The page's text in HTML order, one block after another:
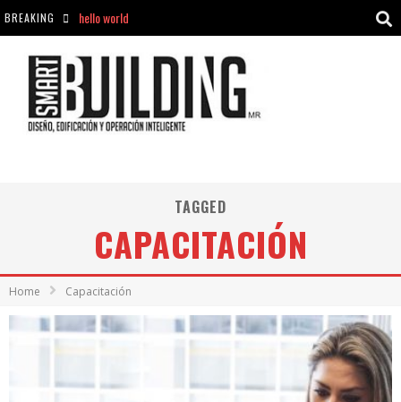
BREAKING hello world
hello world
TAGGED
CAPACITACIÓN
Home Capacitación